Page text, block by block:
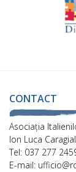
CONTACT
Asociaţia
Ion Luca
Tel: 037 277
E-mail: